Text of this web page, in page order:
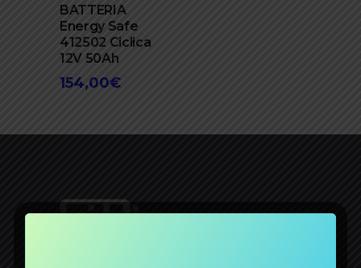
BATTERIA
Energy Safe
412502 Ciclica
12V 50Ah
154,00€